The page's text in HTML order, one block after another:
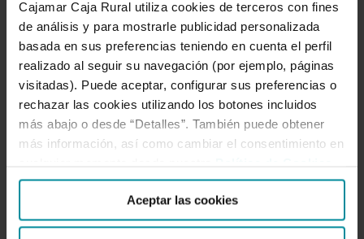
Cajamar Caja Rural utiliza cookies de terceros con fines
de análisis y para mostrarle publicidad personalizada
basada en sus preferencias teniendo en cuenta el perfil
realizado al seguir su navegación (por ejemplo, páginas
visitadas). Puede aceptar, configurar sus preferencias o
rechazar las cookies utilizando los botones incluidos
más abajo o desde “Detalles”. También puede obtener
más información, así como cambiar el consentimiento en
Aceptar las cookies
exclusivamente con la finalidad de cumplir con
las obligaciones legales y, si fuese de aplicación,
siguiendo las directrices o requerimientos que
nos exija la ley.
d)Para el resto de situaciones en las cuales no
sea necesario el tratamiento de tus datos
personales para el cumplimiento de la relación
legales o en base a un interés legítimo de LA